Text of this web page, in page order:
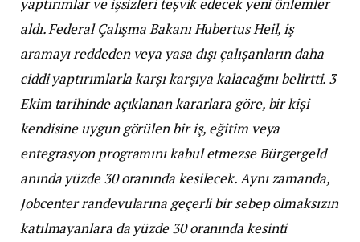
aldı. Federal Çalışma Bakanı Hubertus Heil, iş
aramayı reddeden veya yasa dışı çalışanların daha
ciddi yaptırımlarla karşı karşıya kalacağını belirtti. 3
Ekim tarihinde açıklanan kararlara göre, bir kişi
kendisine uygun görülen bir iş, eğitim veya
entegrasyon programını kabul etmezse Bürgergeld
anında yüzde 30 oranında kesilecek. Aynı zamanda,
Jobcenter randevularına geçerli bir sebep olmaksızın
katılmayanlara da yüzde 30 oranında kesinti